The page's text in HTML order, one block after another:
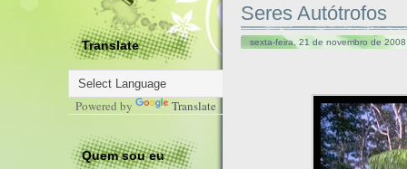
Translate
Powered by Translate
Quem sou eu
Seres Autótrofos
sexta-feira, 21 de novembro de